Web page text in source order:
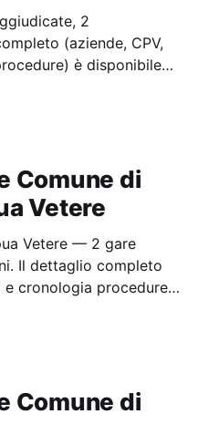
2
(aziende, CPV,
è disponibile
Comune di
Vetere
Vetere — 2 gare
Il dettaglio completo
e cronologia procedure)
Comune di